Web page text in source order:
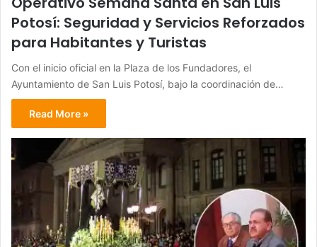
Potosí: Seguridad y Servicios Reforzados
para Habitantes y Turistas
Con el inicio oficial en la Plaza de los Fundadores, el
Ayuntamiento de San Luis Potosí, bajo la coordinación de…
Read More »